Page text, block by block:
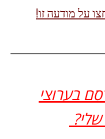
על מודעה זו!
בערוצי